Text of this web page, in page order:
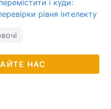
і куди:
рівня інтелекту
НАС